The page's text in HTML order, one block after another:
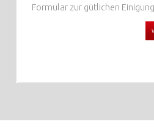
Formular zur gütlichen